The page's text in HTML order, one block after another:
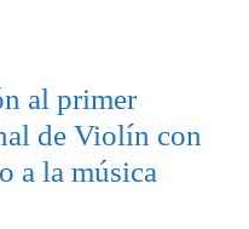
al primer
de Violín con
a la música